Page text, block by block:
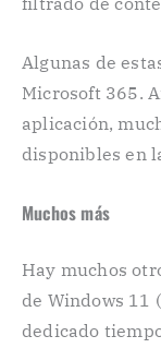
Algunas de
Microsoft 365.
aplicación,
disponibles en
Muchos más
Hay muchos
de Windows 11
dedicado